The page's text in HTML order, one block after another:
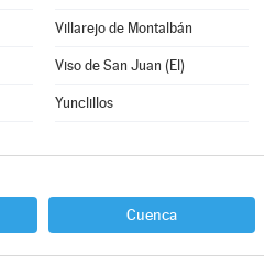
Villarejo de Montalbán
Viso de San Juan (El)
Yunclillos
Cuenca